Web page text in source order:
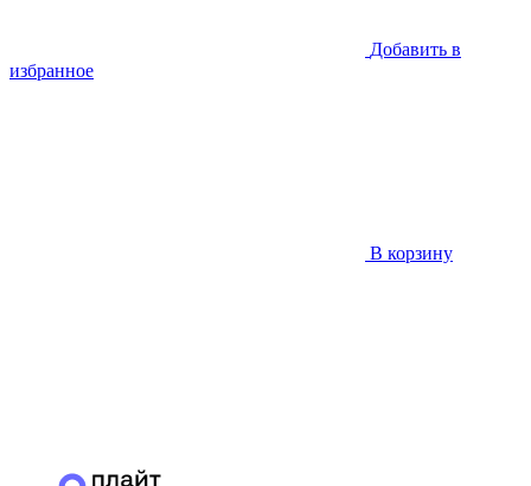
Добавить в
избранное
В корзину